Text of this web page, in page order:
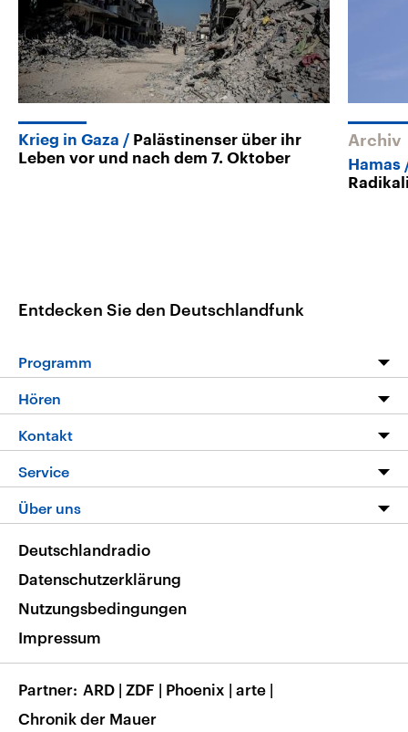
Krieg in Gaza
Palästinenser über ihr
Leben vor und nach dem 7. Oktober
Archiv
Hamas
Entdecken Sie den Deutschlandfunk
Programm
Programm
Die Nachrichten
Nachrichtenleicht
Neue Beiträge auf dlf.de
Hören
Livestream
Podcasts
Deutschlandfunk App
Nachrichten App
Frequenzen
Kontakt
Hörerservice
Service
FAQ
Veranstaltungen
Musikliste
RSS
Über uns
Barrierefreiheit
Deutschlandradio
Datenschutzerklärung
Nutzungsbedingungen
Impressum
Partner ARD | ZDF | Phoenix | arte |
Chronik der Mauer